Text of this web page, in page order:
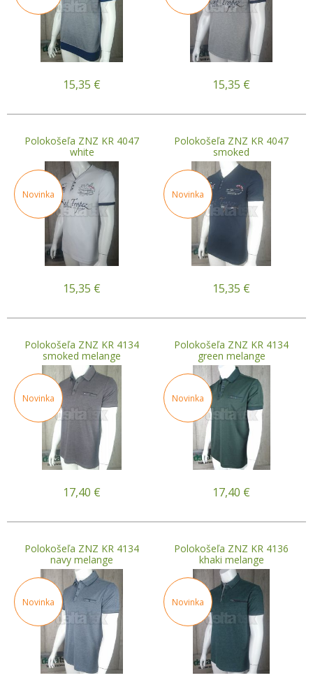
15,35 € 15,35 €
Polokošeľa ZNZ KR 4047
white
Novinka
15,35 €
Polokošeľa ZNZ KR 4047
smoked
Novinka
15,35 €
Polokošeľa ZNZ KR 4134
smoked melange
Novinka
17,40 €
Polokošeľa ZNZ KR 4134
green melange
Novinka
17,40 €
Polokošeľa ZNZ KR 4134
navy melange
Novinka
Polokošeľa ZNZ KR 4136
khaki melange
Novinka